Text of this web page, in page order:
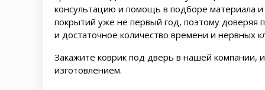
консультацию и помощь в подборе материала
покрытий уже не первый год, поэтому доверяя
и достаточное количество времени и нервных
Закажите коврик под дверь в нашей
изготовлением.